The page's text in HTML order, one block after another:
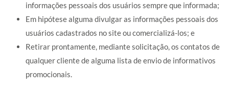
informações pessoais dos usuários sempre que informada;
Em hipótese alguma divulgar as informações pessoais dos
usuários cadastrados no site ou comercializá-los; e
Retirar prontamente, mediante solicitação, os contatos de
qualquer cliente de alguma lista de envio de informativos
promocionais.